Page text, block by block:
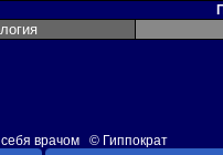
себя врачом © Гиппократ